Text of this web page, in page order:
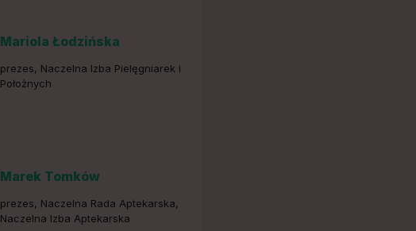
Mariola Łodzińska
prezes, Naczelna Izba Pielęgniarek i
Położnych
Marek Tomków
prezes, Naczelna Rada Aptekarska,
Naczelna Izba Aptekarska